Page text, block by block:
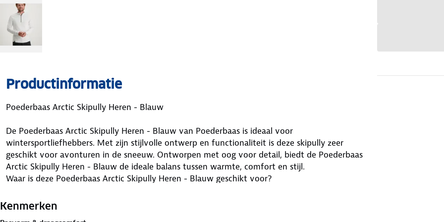
Productinformatie
Poederbaas Arctic Skipully Heren - Blauw
De Poederbaas Arctic Skipully Heren - Blauw van Poederbaas is ideaal voor
wintersportliefhebbers. Met zijn stijlvolle ontwerp en functionaliteit is deze skipully zeer
geschikt voor avonturen in de sneeuw. Ontworpen met oog voor detail, biedt de Poederbaas
Arctic Skipully Heren - Blauw de ideale balans tussen warmte, comfort en stijl.
Waar is deze Poederbaas Arctic Skipully Heren - Blauw geschikt voor?
De Poederbaas Arctic Skipully Heren - Blauw is ideaal voor iedereen die zich in winterse
Kenmerken